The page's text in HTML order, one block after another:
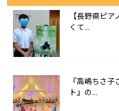
【長野県ピ
くて...
『高嶋ちさ
ト』の...